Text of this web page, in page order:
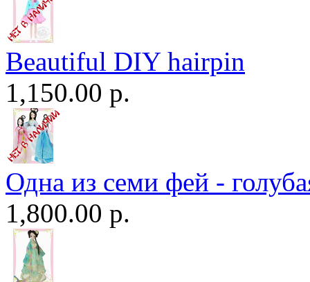
Beautiful DIY hairpin
1,150.00 р.
Одна из семи фей -
1,800.00 р.